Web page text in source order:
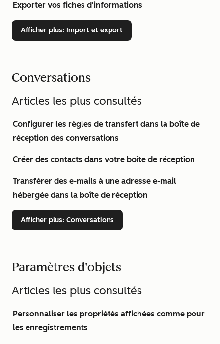
Exporter vos fiches d'informations
Afficher plus: Import et export
Conversations
Articles les plus consultés
Configurer les règles de transfert dans la boîte de
réception des conversations
Créer des contacts dans votre boîte de réception
Transférer des e-mails à une adresse e-mail
hébergée dans la boîte de réception
Afficher plus: Conversations
Paramètres d'objets
Articles les plus consultés
Personnaliser les propriétés affichées comme pour
les enregistrements